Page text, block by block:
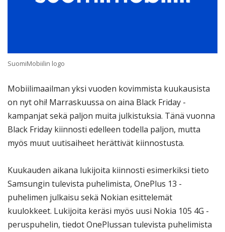
SuomiMobiilin logo
Mobiilimaailman yksi vuoden kovimmista kuukausista
on nyt ohi! Marraskuussa on aina Black Friday -
kampanjat sekä paljon muita julkistuksia. Tänä vuonna
Black Friday kiinnosti edelleen todella paljon, mutta
myös muut uutisaiheet herättivät kiinnostusta.
Kuukauden aikana lukijoita kiinnosti esimerkiksi tieto
Samsungin tulevista puhelimista, OnePlus 13 -
puhelimen julkaisu sekä Nokian esittelemät
kuulokkeet. Lukijoita keräsi myös uusi Nokia 105 4G -
peruspuhelin, tiedot OnePlussan tulevista puhelimista